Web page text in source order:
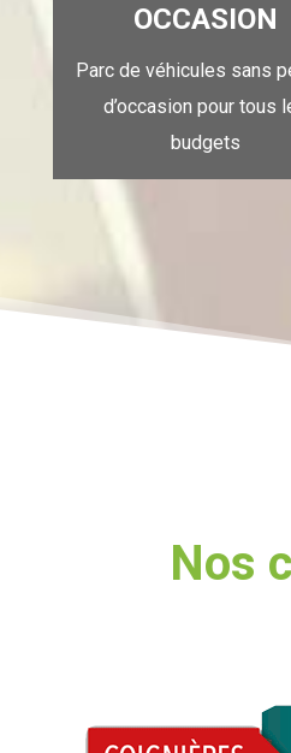
OCCASION
Parc de véhicules sans
d’occasion pour tous
budgets
Nos